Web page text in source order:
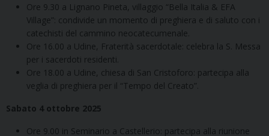
Ore 9.30 a Lignano Pineta, villaggio “Bella Italia & EFA
Village”: condivide un momento di preghiera e di saluto con i
catechisti del cammino neocatecumenale.
Ore 16.00 a Udine, Fraterità sacerdotale: celebra la S. Messa
per i sacerdoti residenti.
Ore 18.00 a Udine, chiesa di San Cristoforo: partecipa alla
veglia di preghiera per il “Tempo del Creato”.
Sabato 4 ottobre 2025
Ore 9.00 in Seminario a Castellerio: partecipa alla riunione